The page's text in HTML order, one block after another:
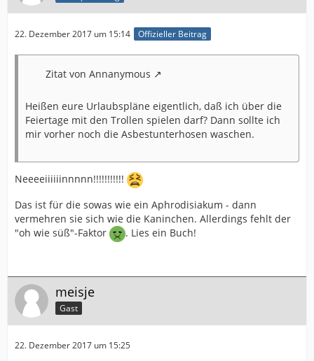
22. Dezember 2017 um 15:14 Offizieller Beitrag
Zitat von Annanymous
Heißen eure Urlaubspläne eigentlich, daß ich über die
Feiertage mit den Trollen spielen darf? Dann sollte ich
mir vorher noch die Asbestunterhosen waschen.
Neeeeiiiiiinnnnn!!!!!!!!!!!
Das ist für die sowas wie ein Aphrodisiakum - dann
vermehren sie sich wie die Kaninchen. Allerdings fehlt der
"oh wie süß"-Faktor
. Lies ein Buch!
meisje
Gast
22. Dezember 2017 um 15:25